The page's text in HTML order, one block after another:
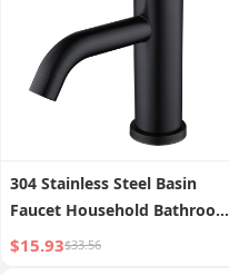
304 Stainless Steel Basin
Faucet Household Bathroom
Sink Washbasin Cold and
$15.93$33.56